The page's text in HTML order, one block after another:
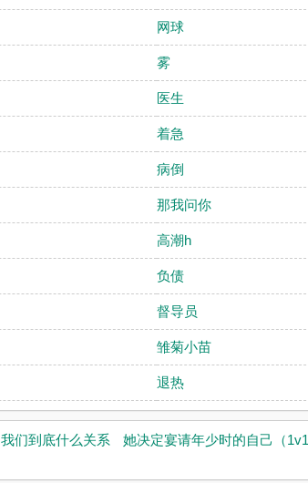
网球
雾
医生
着急
病倒
那我问你
高潮h
负债
督导员
雏菊小苗
退热
我们到底什么关系 她决定宴请年少时的自己（